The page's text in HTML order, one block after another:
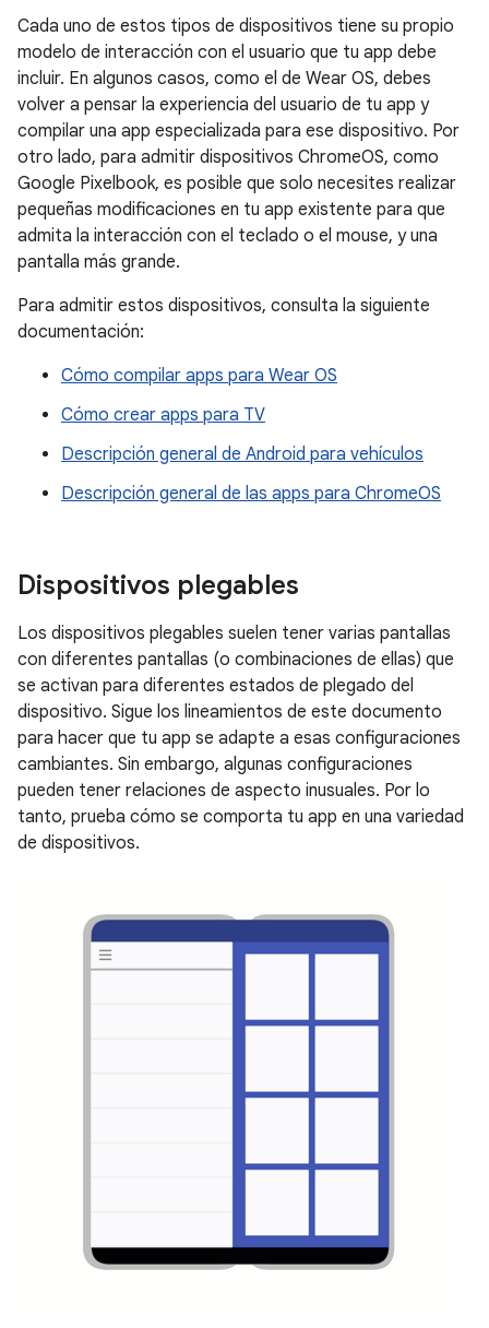
Cada uno de estos tipos de dispositivos tiene su propio
modelo de interacción con el usuario que tu app debe
incluir. En algunos casos, como el de Wear OS, debes
volver a pensar la experiencia del usuario de tu app y
compilar una app especializada para ese dispositivo. Por
otro lado, para admitir dispositivos ChromeOS, como
Google Pixelbook, es posible que solo necesites realizar
pequeñas modificaciones en tu app existente para que
admita la interacción con el teclado o el mouse, y una
pantalla más grande.
Para admitir estos dispositivos, consulta la siguiente
documentación:
Cómo compilar apps para Wear OS
Cómo crear apps para TV
Descripción general de Android para vehículos
Descripción general de las apps para ChromeOS
Dispositivos plegables
Los dispositivos plegables suelen tener varias pantallas
con diferentes pantallas (o combinaciones de ellas) que
se activan para diferentes estados de plegado del
dispositivo. Sigue los lineamientos de este documento
para hacer que tu app se adapte a esas configuraciones
cambiantes. Sin embargo, algunas configuraciones
pueden tener relaciones de aspecto inusuales. Por lo
tanto, prueba cómo se comporta tu app en una variedad
de dispositivos.